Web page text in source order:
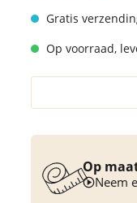
Vloerkleed turquoise
Gratis
Op voorraad,
Op
Neem